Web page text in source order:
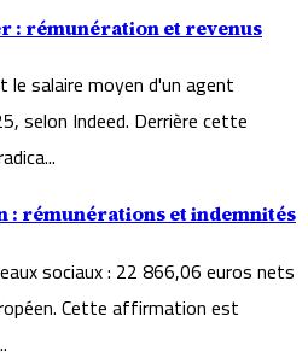
: rémunération et revenus
salaire moyen d'un agent
selon Indeed. Derrière cette
: rémunérations et indemnités
sociaux : 22 866,06 euros nets
Cette affirmation est